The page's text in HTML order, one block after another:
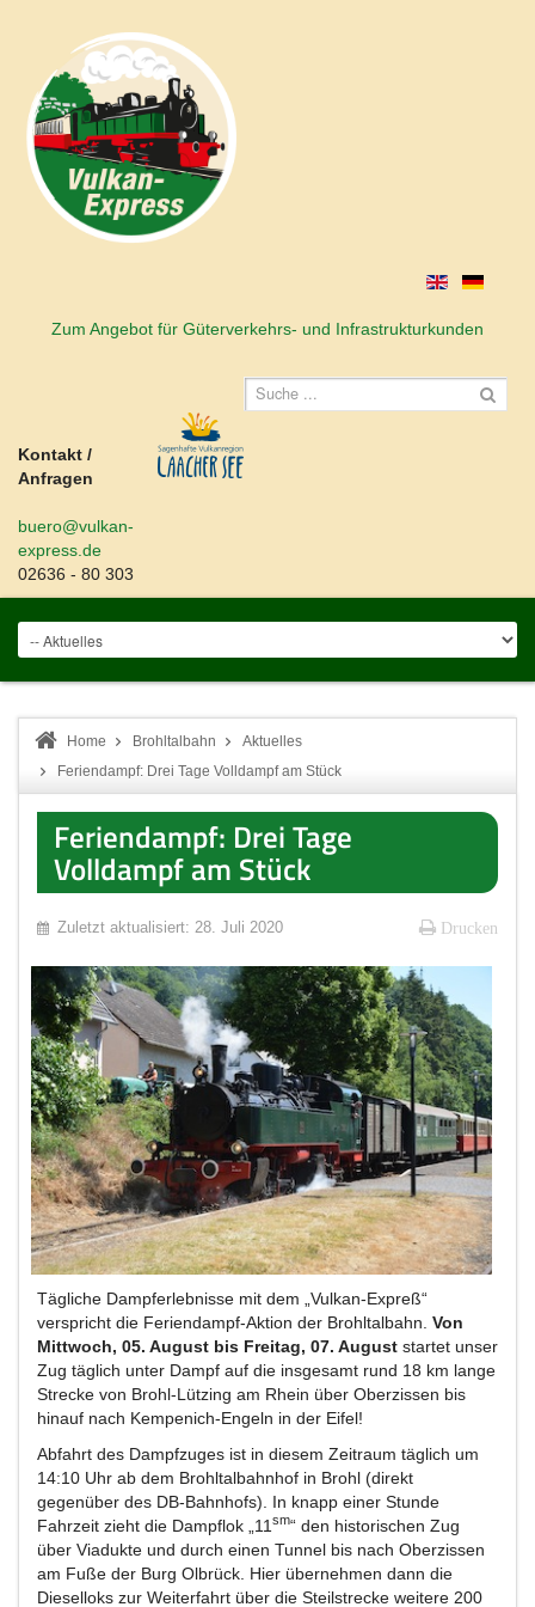
Zum Angebot für Güterverkehrs- und Infrastrukturkunden
Kontakt /
Anfragen
buero@vulkan-
express.de
02636 - 80 303
Home Brohltalbahn
Aktuelles
Feriendampf: Drei Tage Volldampf am Stück
Feriendampf: Drei Tage
Volldampf am Stück
Drucken
Zuletzt aktualisiert: 28. Juli 2020
Tägliche Dampferlebnisse mit dem „Vulkan-Expreß“
verspricht die Feriendampf-Aktion der Brohltalbahn. Von
Mittwoch, 05. August bis Freitag, 07. August startet unser
Zug täglich unter Dampf auf die insgesamt rund 18 km lange
Strecke von Brohl-Lützing am Rhein über Oberzissen bis
hinauf nach Kempenich-Engeln in der Eifel!
Abfahrt des Dampfzuges ist in diesem Zeitraum täglich um
14:10 Uhr ab dem Brohltalbahnhof in Brohl (direkt
gegenüber des DB-Bahnhofs). In knapp einer Stunde
Fahrzeit zieht die Dampflok „11 sm“ den historischen Zug
über Viadukte und durch einen Tunnel bis nach Oberzissen
am Fuße der Burg Olbrück. Hier übernehmen dann die
Dieselloks zur Weiterfahrt über die Steilstrecke weitere 200